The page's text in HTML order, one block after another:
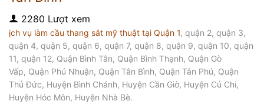
2280 Lượt xem
ịch vụ làm cầu thang sắt mỹ thuật tại Quận 1, quận 2, quận 3,
quận 4, quận 5, quận 6, quận 7, quận 8, quận 9, quận 10, quận
11, quận 12, Quận Bình Tân, Quận Bình Thạnh, Quận Gò
Vấp, Quận Phú Nhuận, Quận Tân Bình, Quận Tân Phú, Quận
Thủ Đức, Huyện Bình Chánh, Huyện Cần Giờ, Huyện Củ Chi,
Huyện Hóc Môn, Huyện Nhà Bè.